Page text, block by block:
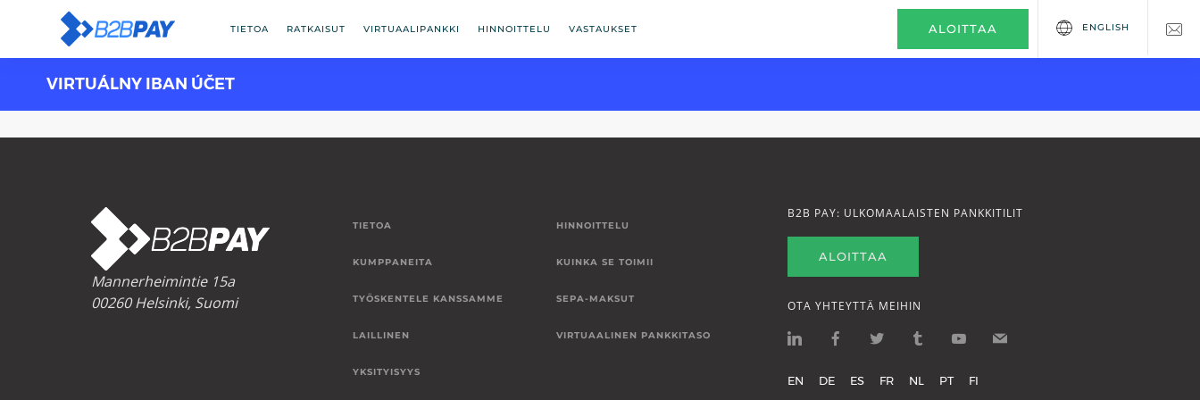
TIETOA RATKAISUT VIRTUAALIPANKKI HINNOITTELU VASTAUKSET ALOITTAA ENGLISH
VIRTUÁLNY IBAN ÚČET
Mannerheimintie 15a
00260 Helsinki, Suomi
TIETOA
KUMPPANEITA
TYÖSKENTELE KANSSAMME
LAILLINEN
YKSITYISYYS
HINNOITTELU
KUINKA SE TOIMII
SEPA-MAKSUT
VIRTUAALINEN PANKKITASO
B2B PAY: ULKOMAALAISTEN PANKKITILIT
ALOITTAA
OTA YHTEYTTÄ MEIHIN
EN DE ES FR NL PT FI